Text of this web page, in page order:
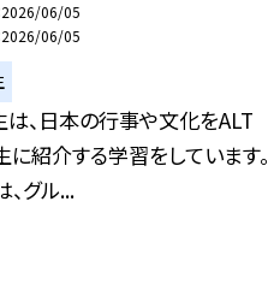
2026/06/05
2026/06/05
は、日本の行事や文化をALT
に紹介する学習をしています。
グル...